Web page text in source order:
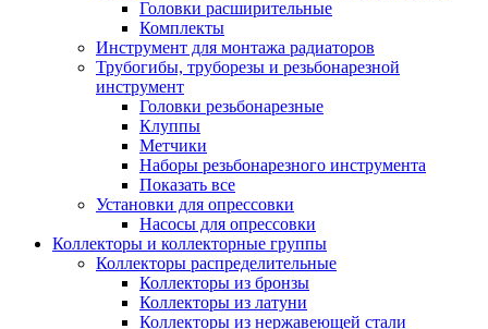
Головки расширительные
Комплекты
Инструмент для монтажа радиаторов
Трубогибы, труборезы и резьбонарезной
инструмент
Головки резьбонарезные
Клуппы
Метчики
Наборы резьбонарезного инструмента
Показать все
Установки для опрессовки
Насосы для опрессовки
Коллекторы и коллекторные группы
Коллекторы распределительные
Коллекторы из бронзы
Коллекторы из латуни
Коллекторы из нержавеющей стали